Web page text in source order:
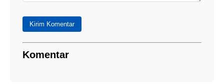
Kirim Komentar
Komentar